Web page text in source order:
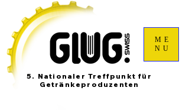
ME
NU
5. Nationaler Treffpunkt für
Getränkeproduzenten